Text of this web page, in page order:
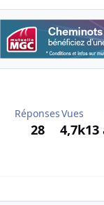
Réponses
28
Vues
4,7k13